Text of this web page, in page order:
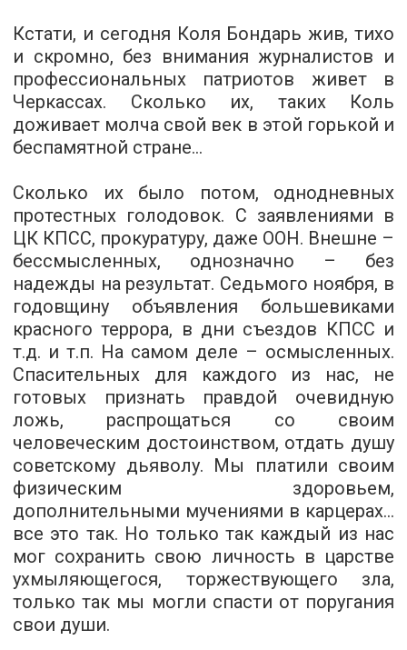
Кстати, и сегодня Коля Бондарь жив, тихо
и скромно, без внимания журналистов и
профессиональных патриотов живет в
Черкассах. Сколько их, таких Коль
доживает молча свой век в этой горькой и
беспамятной стране...
Сколько их было потом, однодневных
протестных голодовок. С заявлениями в
ЦК КПСС, прокуратуру, даже ООН. Внешне –
бессмысленных, однозначно – без
надежды на результат. Седьмого ноября, в
годовщину объявления большевиками
красного террора, в дни съездов КПСС и
т.д. и т.п. На самом деле – осмысленных.
Спасительных для каждого из нас, не
готовых признать правдой очевидную
ложь, распрощаться со своим
человеческим достоинством, отдать душу
советскому дьяволу. Мы платили своим
физическим здоровьем,
дополнительными мучениями в карцерах...
все это так. Но только так каждый из нас
мог сохранить свою личность в царстве
ухмыляющегося, торжествующего зла,
только так мы могли спасти от поругания
свои души.